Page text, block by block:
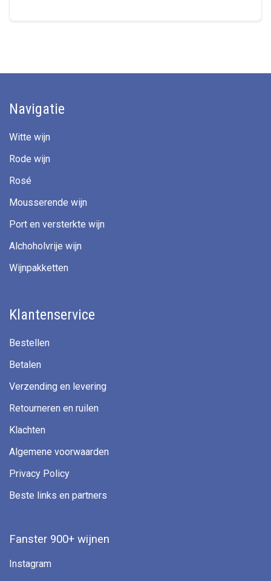
Navigatie
Witte wijn
Rode wijn
Rosé
Mousserende wijn
Port en versterkte wijn
Alchoholvrije wijn
Wijnpakketten
Klantenservice
Bestellen
Betalen
Verzending en levering
Retourneren en ruilen
Klachten
Algemene voorwaarden
Privacy Policy
Beste links en partners
Fanster 900+ wijnen
Instagram